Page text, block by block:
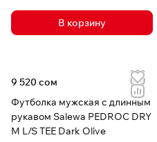
В корзину
9 520 сом
Футболка мужская с длинным
рукавом Salewa PEDROC DRY
M L/S TEE Dark Olive